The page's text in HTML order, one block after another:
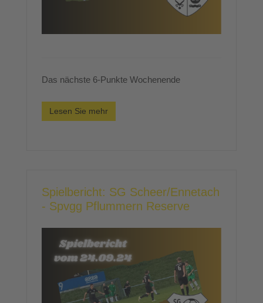
Das nächste 6-Punkte Wochenende
Lesen Sie mehr
Spielbericht: SG Scheer/Ennetach
- Spvgg Pflummern Reserve